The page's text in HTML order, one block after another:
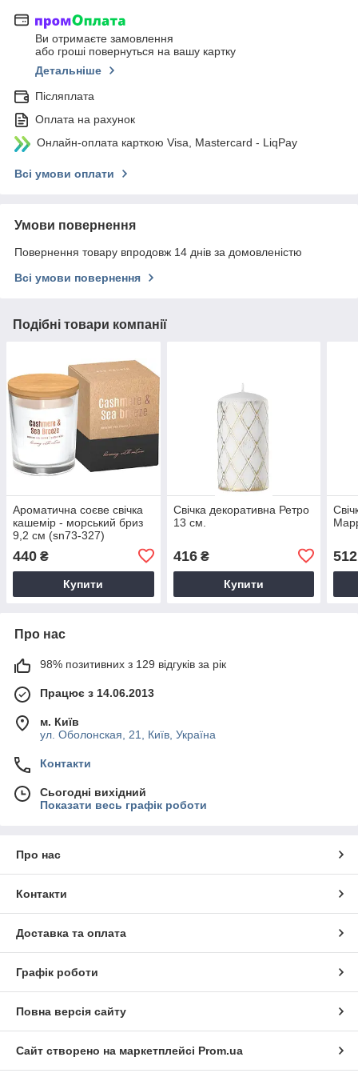
Ви отримаєте замовлення
або гроші повернуться на вашу картку
Детальніше
Післяплата
Оплата на рахунок
Онлайн-оплата карткою Visa, Mastercard - LiqPay
Всі умови оплати
Умови повернення
Повернення товару впродовж 14 днів за домовленістю
Всі умови повернення
Подібні товари компанії
Ароматична соєве свічка
кашемір - морський бриз
9,2 см (sn73-327)
440 ₴
Купити
Свічка декоративна Ретро
13 см.
416₴
Купити
512
Про нас
98% позитивних з 129 відгуків за рік
Працює з 14.06.2013
м. Київ
ул. Оболонская, 21, Київ, Україна
Контакти
Сьогодні вихідний
Показати весь графік роботи
Про нас
Контакти
Доставка та оплата
Графік роботи
Повна версія сайту
Сайт створено на маркетплейсі Prom.ua